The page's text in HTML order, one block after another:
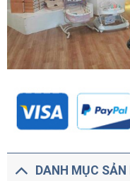
DANH MỤC SẢN